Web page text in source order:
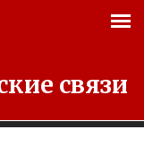
связи